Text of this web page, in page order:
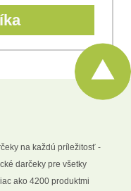
na každú príležitosť -
darčeky pre všetky
ako 4200 produktmi